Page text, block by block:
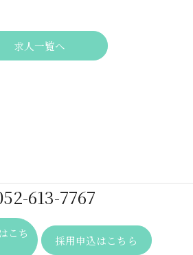
求人一覧へ
613-7767
こち
採用申込はこちら